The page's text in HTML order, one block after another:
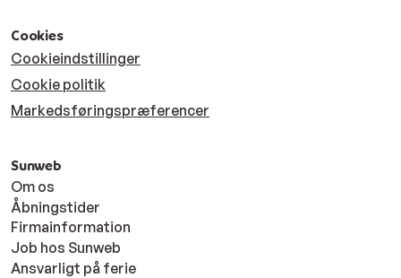
Cookies
Cookieindstillinger
Cookie politik
Markedsføringspræferencer
Sunweb
Om os
Åbningstider
Firmainformation
Job hos Sunweb
Ansvarligt på ferie